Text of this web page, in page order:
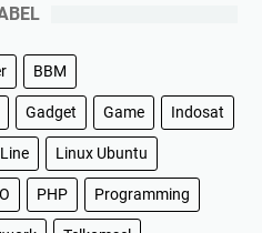
BBM
Gadget Game Indosat
Line Linux Ubuntu
PHP Programming